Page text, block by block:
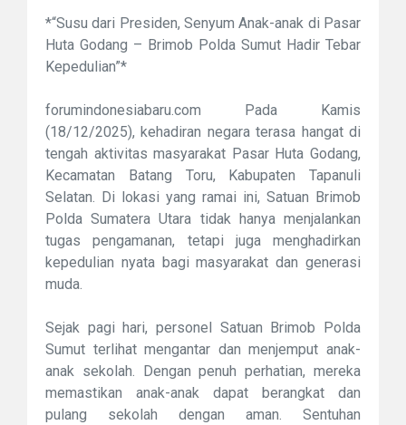
*“Susu dari Presiden, Senyum Anak-anak di Pasar
Huta Godang – Brimob Polda Sumut Hadir Tebar
Kepedulian”*
forumindonesiabaru.com Pada Kamis
(18/12/2025), kehadiran negara terasa hangat di
tengah aktivitas masyarakat Pasar Huta Godang,
Kecamatan Batang Toru, Kabupaten Tapanuli
Selatan. Di lokasi yang ramai ini, Satuan Brimob
Polda Sumatera Utara tidak hanya menjalankan
tugas pengamanan, tetapi juga menghadirkan
kepedulian nyata bagi masyarakat dan generasi
muda.
Sejak pagi hari, personel Satuan Brimob Polda
Sumut terlihat mengantar dan menjemput anak-
anak sekolah. Dengan penuh perhatian, mereka
memastikan anak-anak dapat berangkat dan
pulang sekolah dengan aman. Sentuhan